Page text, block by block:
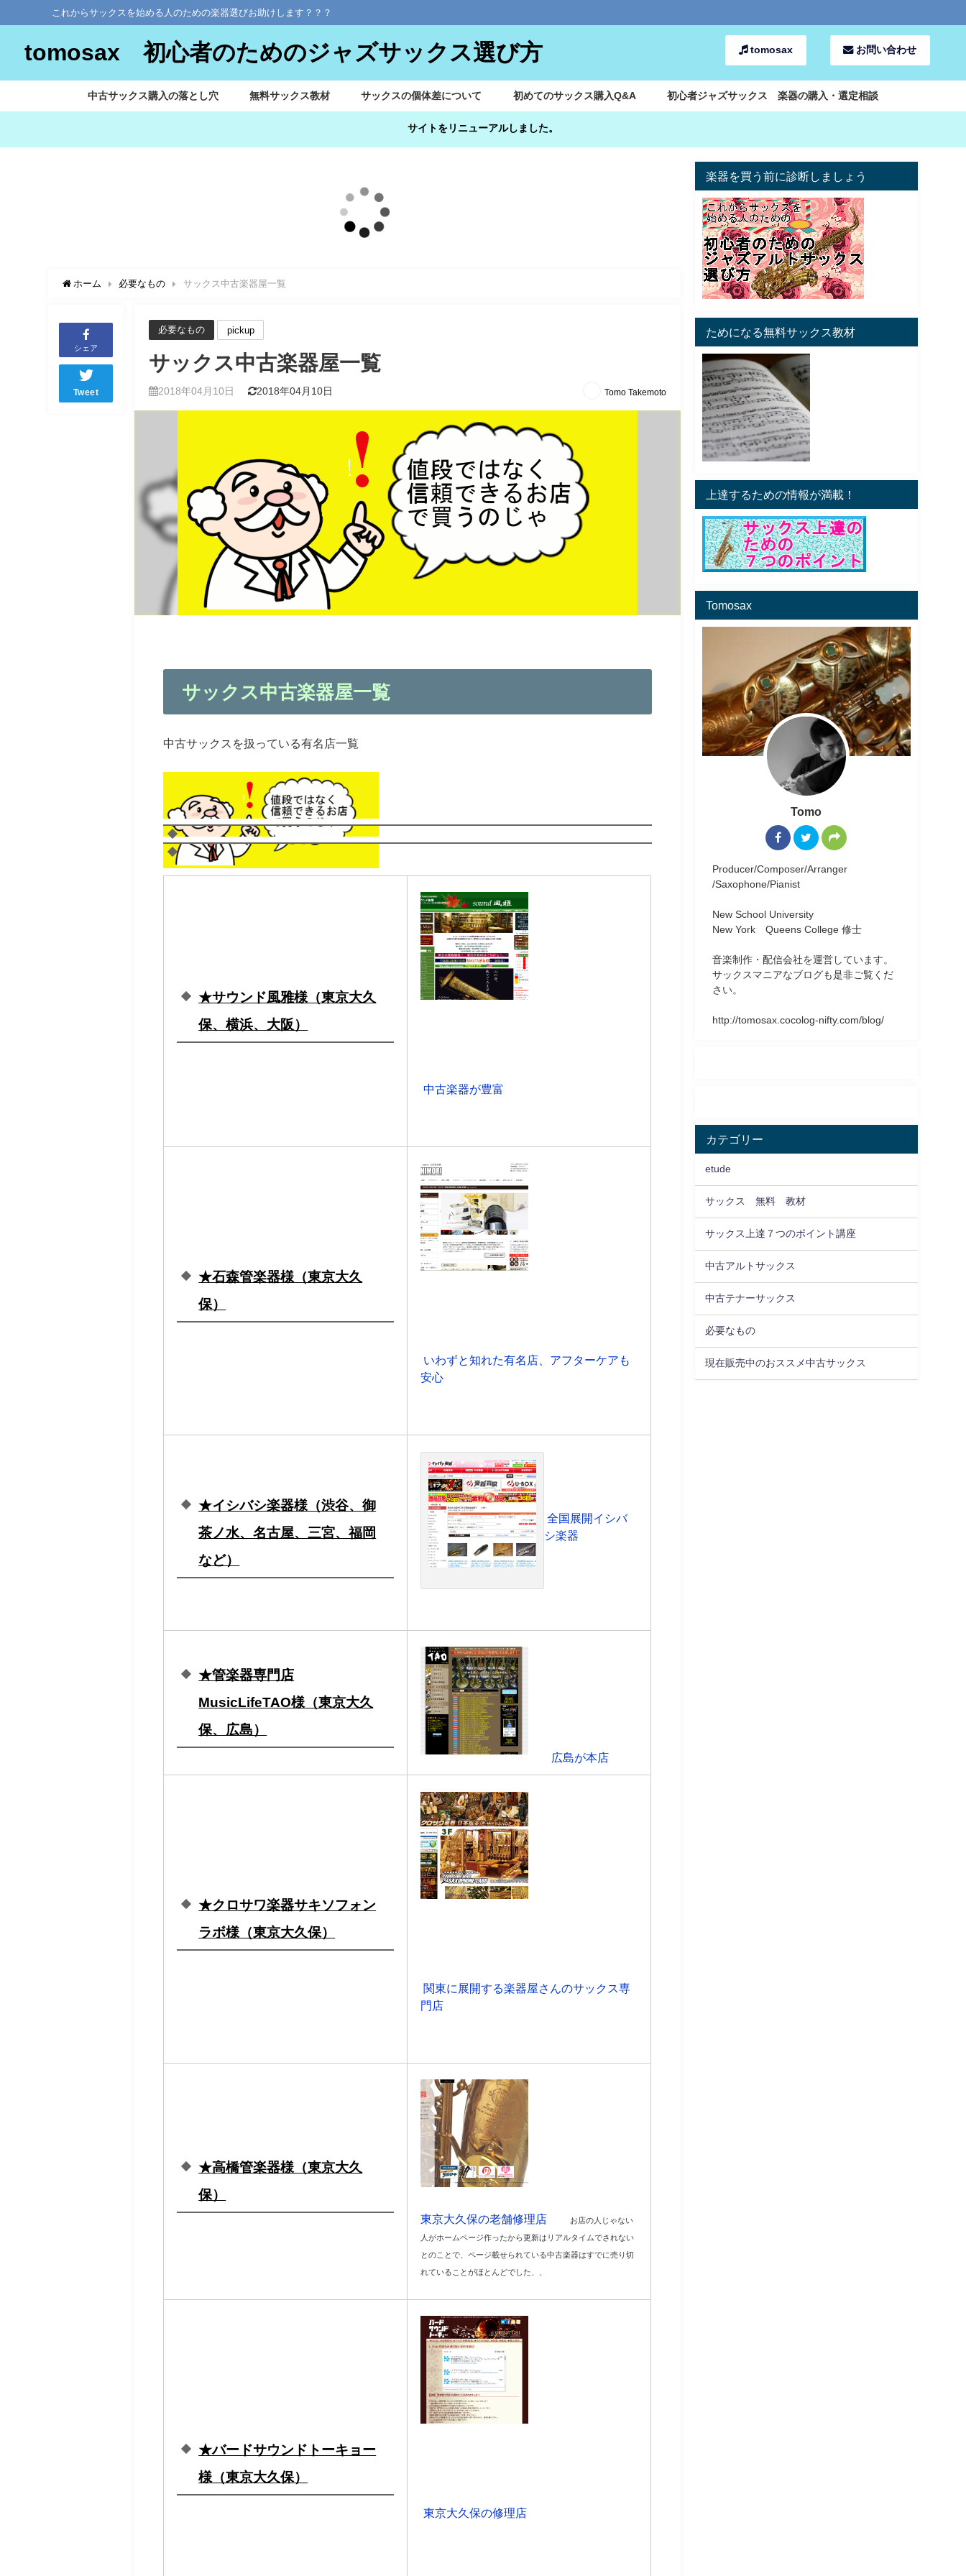
これからサックスを始める人のための楽器選びお助けします？？？
tomosax 初心者のためのジャズサックス選び方 tomosax お問い合わせ
中古サックス購入の落とし穴 無料サックス教材 サックスの個体差について 初めてのサックス購入Q&A 初心者ジャズサックス 楽器の購入・選定相談
サイトをリニューアルしました。
ホーム 必要なもの サックス中古楽器屋一覧
シェア
Tweet
必要なもの pickup
サックス中古楽器屋一覧
2018年04月10日 2018年04月10日 Tomo Takemoto
サックス中古楽器屋一覧
中古サックスを扱っている有名店一覧
★サウンド風雅様（東京大久
保、横浜、大阪）
中古楽器が豊富
★石森管楽器様（東京大久
保）
いわずと知れた有名店、アフターケアも
安心
★イシバシ楽器様（渋谷、御
茶ノ水、名古屋、三宮、福岡
など）
全国展開イシバ
シ楽器
★管楽器専門店
MusicLifeTAO様（東京大久
保、広島）
広島が本店
★クロサワ楽器サキソフォン
ラボ様（東京大久保）
関東に展開する楽器屋さんのサックス専
門店
★高橋管楽器様（東京大久
保）
東京大久保の老舗修理店 お店の人じゃない
人がホームページ作ったから更新はリアルタイムでされない
とのことで、ページ載せられている中古楽器はすでに売り切
れていることがほとんどでした、、
★バードサウンドトーキョー
様（東京大久保）
東京大久保の修理店
楽器を買う前に診断しましょう
ためになる無料サックス教材
上達するための情報が満載！
Tomosax
Tomo
Producer/Composer/Arranger
/Saxophone/Pianist
New School University
New York Queens College 修士
音楽制作・配信会社を運営しています。
サックスマニアなブログも是非ご覧くだ
さい。
http://tomosax.cocolog-nifty.com/blog/
カテゴリー
etude
サックス 無料 教材
サックス上達７つのポイント講座
中古アルトサックス
中古テナーサックス
必要なもの
現在販売中のおススメ中古サックス